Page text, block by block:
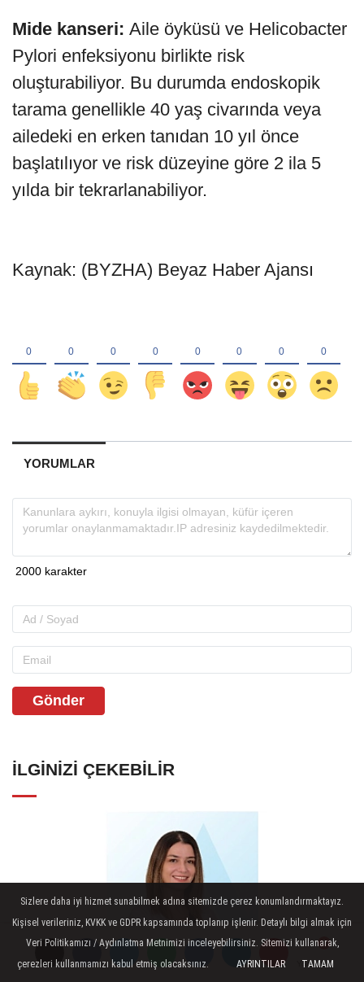
Yorumlar
Yorumlar
Mide kanseri: Aile öyküsü ve Helicobacter
Pylori enfeksiyonu birlikte risk
oluşturabiliyor. Bu durumda endoskopik
tarama genellikle 40 yaş civarında veya
ailedeki en erken tanıdan 10 yıl önce
başlatılıyor ve risk düzeyine göre 2 ila 5
yılda bir tekrarlanabiliyor.
Kaynak: (BYZHA) Beyaz Haber Ajansı
YORUMLAR
Gönder
İLGINIZI ÇEKEBILIR
Sizlere daha iyi hizmet sunabilmek adına sitemizde çerez konumlandırmaktayız.
Kişisel verileriniz, KVKK ve GDPR kapsamında toplanıp işlenir. Detaylı bilgi almak için
Veri Politikamızı / Aydınlatma Metnimizi inceleyebilirsiniz. Sitemizi kullanarak,
çerezleri kullanmamızı kabul etmiş olacaksınız.
AYRINTILAR TAMAM